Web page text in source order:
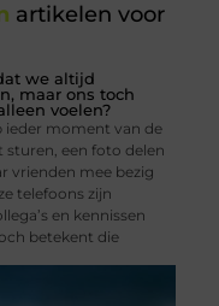
artikelen voor
we altijd
maar ons toch
voelen?
ieder moment van de
sturen, een foto delen
vrienden mee bezig
telefoons zijn
en kennissen
betekent die